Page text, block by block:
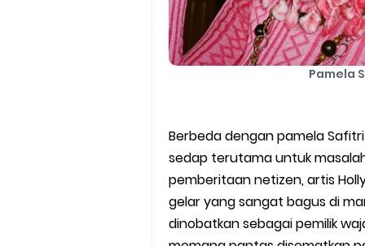
Pamela
Berbeda dengan pamela
sedap terutama untuk
pemberitaan netizen, artis
gelar yang sangat bagus di
dinobatkan sebagai pemilik